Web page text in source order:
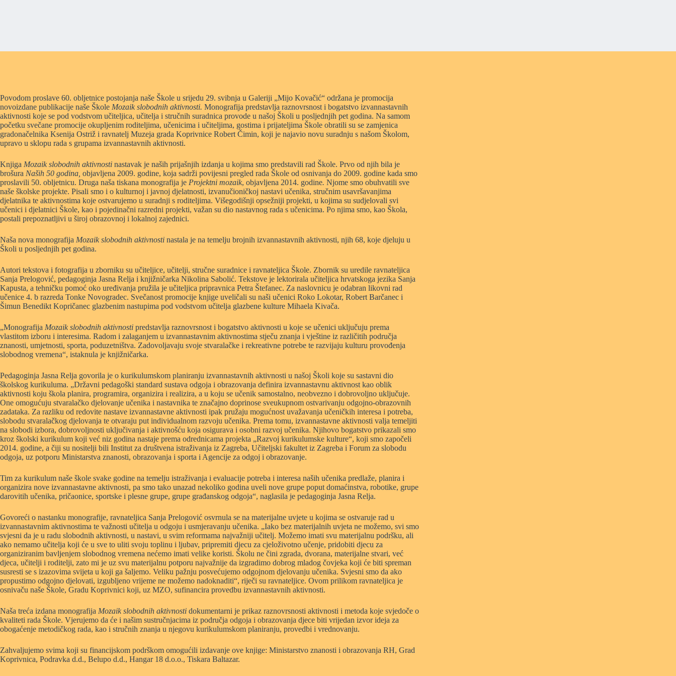
Povodom proslave 60. obljetnice postojanja naše Škole u srijedu 29. svibnja u Galeriji „Mijo Kovačić“ održana je promocija
novoizdane publikacije naše Škole Mozaik slobodnih aktivnosti. Monografija predstavlja raznovrsnost i bogatstvo izvannastavnih
aktivnosti koje se pod vodstvom učiteljica, učitelja i stručnih suradnica provode u našoj Školi u posljednjih pet godina. Na samom
početku svečane promocije okupljenim roditeljima, učenicima i učiteljima, gostima i prijateljima Škole obratili su se zamjenica
gradonačelnika Ksenija Ostriž i ravnatelj Muzeja grada Koprivnice Robert Čimin, koji je najavio novu suradnju s našom Školom,
upravo u sklopu rada s grupama izvannastavnih aktivnosti.
Knjiga Mozaik slobodnih aktivnosti nastavak je naših prijašnjih izdanja u kojima smo predstavili rad Škole. Prvo od njih bila je
brošura Naših 50 godina, objavljena 2009. godine, koja sadrži povijesni pregled rada Škole od osnivanja do 2009. godine kada smo
proslavili 50. obljetnicu. Druga naša tiskana monografija je Projektni mozaik, objavljena 2014. godine. Njome smo obuhvatili sve
naše školske projekte. Pisali smo i o kulturnoj i javnoj djelatnosti, izvanučioničkoj nastavi učenika, stručnim usavršavanjima
djelatnika te aktivnostima koje ostvarujemo u suradnji s roditeljima. Višegodišnji opsežniji projekti, u kojima su sudjelovali svi
učenici i djelatnici Škole, kao i pojedinačni razredni projekti, važan su dio nastavnog rada s učenicima. Po njima smo, kao Škola,
postali prepoznatljivi u široj obrazovnoj i lokalnoj zajednici.
Naša nova monografija Mozaik slobodnih aktivnosti nastala je na temelju brojnih izvannastavnih aktivnosti, njih 68, koje djeluju u
Školi u posljednjih pet godina.
Autori tekstova i fotografija u zborniku su učiteljice, učitelji, stručne suradnice i ravnateljica Škole. Zbornik su uredile ravnateljica
Sanja Prelogović, pedagoginja Jasna Relja i knjižničarka Nikolina Sabolić. Tekstove je lektorirala učiteljica hrvatskoga jezika Sanja
Kapusta, a tehničku pomoć oko uređivanja pružila je učiteljica pripravnica Petra Štefanec. Za naslovnicu je odabran likovni rad
učenice 4. b razreda Tonke Novogradec. Svečanost promocije knjige uveličali su naši učenici Roko Lokotar, Robert Barčanec i
Šimun Benedikt Kopričanec glazbenim nastupima pod vodstvom učitelja glazbene kulture Mihaela Kivača.
„Monografija Mozaik slobodnih aktivnosti predstavlja raznovrsnost i bogatstvo aktivnosti u koje se učenici uključuju prema
vlastitom izboru i interesima. Radom i zalaganjem u izvannastavnim aktivnostima stječu znanja i vještine iz različitih područja
znanosti, umjetnosti, sporta, poduzetništva. Zadovoljavaju svoje stvaralačke i rekreativne potrebe te razvijaju kulturu provođenja
slobodnog vremena“, istaknula je knjižničarka.
Pedagoginja Jasna Relja govorila je o kurikulumskom planiranju izvannastavnih aktivnosti u našoj Školi koje su sastavni dio
školskog kurikuluma. „Državni pedagoški standard sustava odgoja i obrazovanja definira izvannastavnu aktivnost kao oblik
aktivnosti koju škola planira, programira, organizira i realizira, a u koju se učenik samostalno, neobvezno i dobrovoljno uključuje.
One omogućuju stvaralačko djelovanje učenika i nastavnika te značajno doprinose sveukupnom ostvarivanju odgojno-obrazovnih
zadataka. Za razliku od redovite nastave izvannastavne aktivnosti ipak pružaju mogućnost uvažavanja učeničkih interesa i potreba,
slobodu stvaralačkog djelovanja te otvaraju put individualnom razvoju učenika. Prema tomu, izvannastavne aktivnosti valja temeljiti
na slobodi izbora, dobrovoljnosti uključivanja i aktivnošću koja osigurava i osobni razvoj učenika. Njihovo bogatstvo prikazali smo
kroz školski kurikulum koji već niz godina nastaje prema odrednicama projekta „Razvoj kurikulumske kulture“, koji smo započeli
2014. godine, a čiji su nositelji bili Institut za društvena istraživanja iz Zagreba, Učiteljski fakultet iz Zagreba i Forum za slobodu
odgoja, uz potporu Ministarstva znanosti, obrazovanja i sporta i Agencije za odgoj i obrazovanje.
Tim za kurikulum naše škole svake godine na temelju istraživanja i evaluacije potreba i interesa naših učenika predlaže, planira i
organizira nove izvannastavne aktivnosti, pa smo tako unazad nekoliko godina uveli nove grupe poput domaćinstva, robotike, grupe
darovitih učenika, pričaonice, sportske i plesne grupe, grupe građanskog odgoja“, naglasila je pedagoginja Jasna Relja.
Govoreći o nastanku monografije, ravnateljica Sanja Prelogović osvrnula se na materijalne uvjete u kojima se ostvaruje rad u
izvannastavnim aktivnostima te važnosti učitelja u odgoju i usmjeravanju učenika. „Iako bez materijalnih uvjeta ne možemo, svi smo
svjesni da je u radu slobodnih aktivnosti, u nastavi, u svim reformama najvažniji učitelj. Možemo imati svu materijalnu podršku, ali
ako nemamo učitelja koji će u sve to uliti svoju toplinu i ljubav, pripremiti djecu za cjeloživotno učenje, pridobiti djecu za
organiziranim bavljenjem slobodnog vremena nećemo imati velike koristi. Školu ne čini zgrada, dvorana, materijalne stvari, već
djeca, učitelji i roditelji, zato mi je uz svu materijalnu potporu najvažnije da izgradimo dobrog mladog čovjeka koji će biti spreman
susresti se s izazovima svijeta u koji ga šaljemo. Veliku pažnju posvećujemo odgojnom djelovanju učenika. Svjesni smo da ako
propustimo odgojno djelovati, izgubljeno vrijeme ne možemo nadoknaditi“, riječi su ravnateljice. Ovom prilikom ravnateljica je
osnivaču naše Škole, Gradu Koprivnici koji, uz MZO, sufinancira provedbu izvannastavnih aktivnosti.
Naša treća izdana monografija Mozaik slobodnih aktivnosti dokumentarni je prikaz raznovrsnosti aktivnosti i metoda koje svjedoče o
kvaliteti rada Škole. Vjerujemo da će i našim sustručnjacima iz područja odgoja i obrazovanja djece biti vrijedan izvor ideja za
obogaćenje metodičkog rada, kao i stručnih znanja u njegovu kurikulumskom planiranju, provedbi i vrednovanju.
Zahvaljujemo svima koji su financijskom podrškom omogućili izdavanje ove knjige: Ministarstvo znanosti i obrazovanja RH, Grad
Koprivnica, Podravka d.d., Belupo d.d., Hangar 18 d.o.o., Tiskara Baltazar.